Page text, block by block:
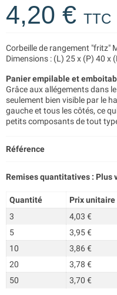
4,20 € TTC
Corbeille de rangement "fritz"
Dimensions : (L) 25 x (P) 40 x
Panier empilable et
Grâce aux allégements dans
seulement bien visible par le
gauche et tous les côtés, ce
petits composants de tout
Référence
Remises quantitatives : Plus
Quantité Prix unitaire
3
4,03 €
5
3,95 €
10
3,86 €
20
3,78 €
50
3,70 €